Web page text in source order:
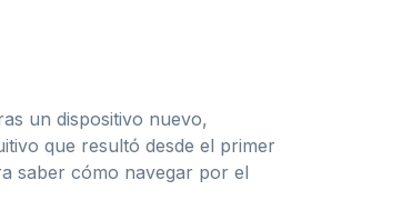
un dispositivo nuevo,
que resultó desde el primer
saber cómo navegar por el